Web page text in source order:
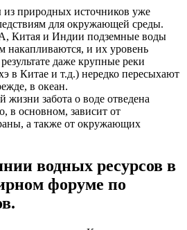
природных источников уже
для окружающей среды.
Китая и Индии подземные воды
накапливаются, и их уровень
даже крупные реки
Китае и т.д.) нередко пересыхают
в океан.
забота о воде отведена
в основном, зависит от
а также от окружающих
водных ресурсов в
форуме по